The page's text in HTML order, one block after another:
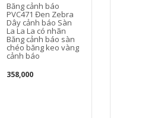
Băng cảnh báo
PVC471 Đen Zebra
Dây cảnh báo Sàn
La La La có nhãn
Băng cảnh báo sàn
chéo băng keo vàng
cảnh báo
358,000